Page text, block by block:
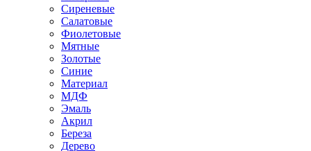
Сиреневые
Салатовые
Фиолетовые
Мятные
Золотые
Синие
Материал
МДФ
Эмаль
Акрил
Береза
Дерево